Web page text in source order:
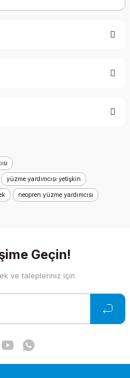
öneri formunu
ederiz.
görüntülenemiyor.
pahalı.
olmalı.
yüzme yardımcısı yetişkin
neopren yüzme yardımcısı
Geçin!
ve talepleriniz için